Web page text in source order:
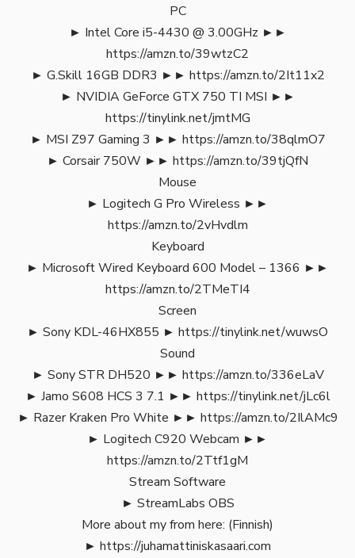
PC
► Intel Core i5-4430 @ 3.00GHz ►►
https://amzn.to/39wtzC2
► G.Skill 16GB DDR3 ►► https://amzn.to/2It11x2
► NVIDIA GeForce GTX 750 TI MSI ►►
https://tinylink.net/jmtMG
► MSI Z97 Gaming 3 ►► https://amzn.to/38qlmO7
► Corsair 750W ►► https://amzn.to/39tjQfN
Mouse
► Logitech G Pro Wireless ►►
https://amzn.to/2vHvdlm
Keyboard
► Microsoft Wired Keyboard 600 Model – 1366 ►►
https://amzn.to/2TMeTI4
Screen
► Sony KDL-46HX855 ► https://tinylink.net/wuwsO
Sound
► Sony STR DH520 ►► https://amzn.to/336eLaV
► Jamo S608 HCS 3 7.1 ►► https://tinylink.net/jLc6l
► Razer Kraken Pro White ►► https://amzn.to/2IlAMc9
► Logitech C920 Webcam ►►
https://amzn.to/2Ttf1gM
Stream Software
► StreamLabs OBS
More about my from here: (Finnish)
► https://juhamattiniskasaari.com